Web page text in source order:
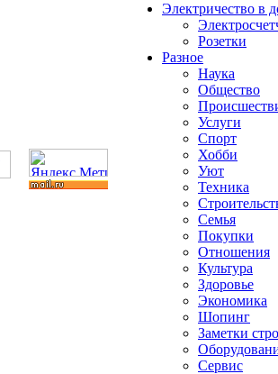
Электричество в
Розетки
Разное
Наука
Общество
Услуги
Спорт
Хобби
Уют
Техника
Семья
Покупки
Отношения
Культура
Здоровье
Экономика
Шопинг
Заметки
Сервис